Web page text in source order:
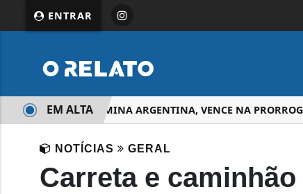
ENTRAR
ESPANHA DOMINA ARGENTINA, VENCE NA
EM ALTA
NOTÍCIAS GERAL
Carreta e